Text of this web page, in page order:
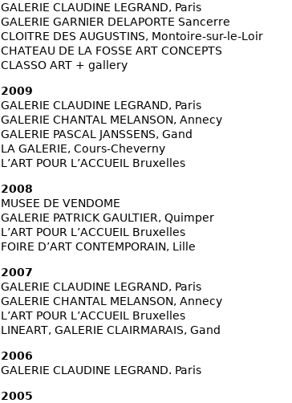
GALERIE CLAUDINE LEGRAND, Paris
GALERIE GARNIER DELAPORTE Sancerre
CLOITRE DES AUGUSTINS, Montoire-sur-le-Loir
CHATEAU DE LA FOSSE ART CONCEPTS
CLASSO ART + gallery
2009
GALERIE CLAUDINE LEGRAND, Paris
GALERIE CHANTAL MELANSON, Annecy
GALERIE PASCAL JANSSENS, Gand
LA GALERIE, Cours-Cheverny
L’ART POUR L’ACCUEIL Bruxelles
2008
MUSEE DE VENDOME
GALERIE PATRICK GAULTIER, Quimper
L’ART POUR L’ACCUEIL Bruxelles
FOIRE D’ART CONTEMPORAIN, Lille
2007
GALERIE CLAUDINE LEGRAND, Paris
GALERIE CHANTAL MELANSON, Annecy
L’ART POUR L’ACCUEIL Bruxelles
LINEART, GALERIE CLAIRMARAIS, Gand
2006
GALERIE CLAUDINE LEGRAND. Paris
2005